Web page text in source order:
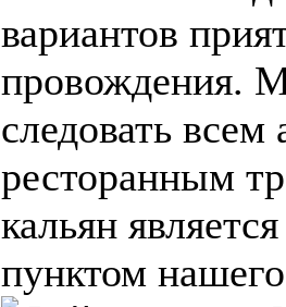
вариантов
провождения.
следовать
ресторанным
кальян
пунктом